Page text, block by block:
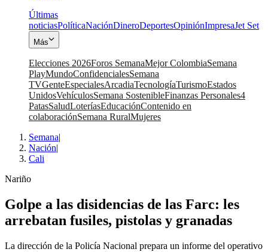
Últimas
noticiasPolíticaNaciónDineroDeportesOpiniónImpresaJet Set
Más
Elecciones 2026Foros SemanaMejor ColombiaSemana
PlayMundoConfidencialesSemana
TVGenteEspecialesArcadiaTecnologíaTurismoEstados
UnidosVehículosSemana SostenibleFinanzas Personales4
PatasSaludLoteríasEducaciónContenido en
colaboraciónSemana RuralMujeres
Semana|
Nación|
Cali
Nariño
Golpe a las disidencias de las Farc: les
arrebatan fusiles, pistolas y granadas
La dirección de la Policía Nacional prepara un informe del operativo